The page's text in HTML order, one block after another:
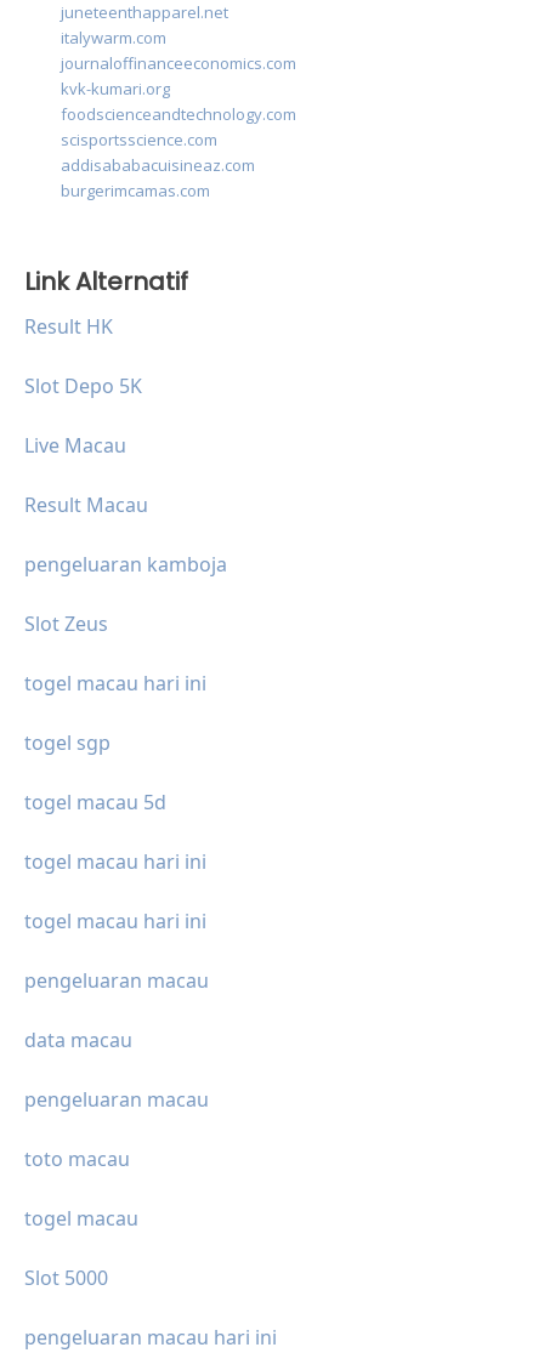
juneteenthapparel.net
italywarm.com
journaloffinanceeconomics.com
kvk-kumari.org
foodscienceandtechnology.com
scisportsscience.com
addisababacuisineaz.com
burgerimcamas.com
Link Alternatif
Result HK
Slot Depo 5K
Live Macau
Result Macau
pengeluaran kamboja
Slot Zeus
togel macau hari ini
togel sgp
togel macau 5d
togel macau hari ini
togel macau hari ini
pengeluaran macau
data macau
pengeluaran macau
toto macau
togel macau
Slot 5000
pengeluaran macau hari ini